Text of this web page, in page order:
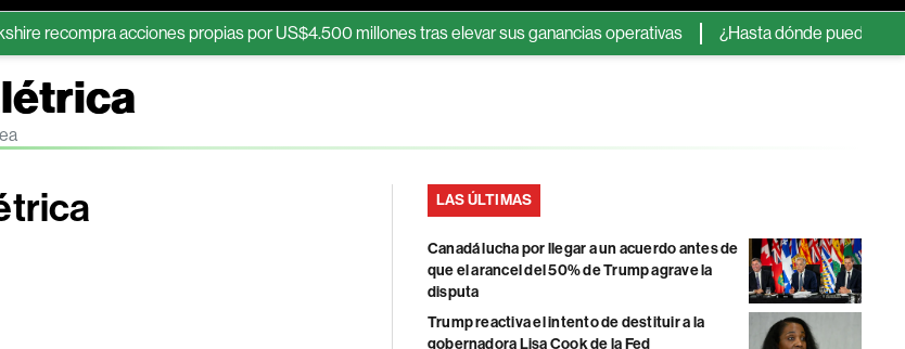
acciones propias por US$4.500 millones tras elevar sus ganancias operativas ¿Hasta dónde pueden llegar las
LAS ÚLTIMAS
Canadá lucha por llegar a un acuerdo antes de
que el arancel del 50% de Trump agrave la
disputa
Trump reactiva el intento de destituir a la
gobernadora Lisa Cook de la Fed